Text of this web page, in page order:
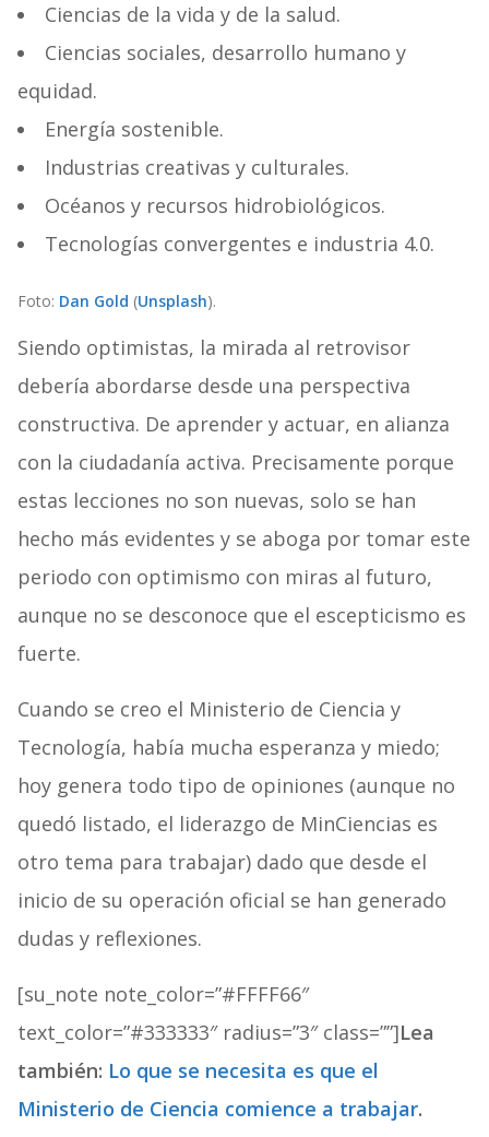
Ciencias de la vida y de la salud.
Ciencias sociales, desarrollo humano y
equidad.
Energía sostenible.
Industrias creativas y culturales.
Océanos y recursos hidrobiológicos.
Tecnologías convergentes e industria 4.0.
Foto: Dan Gold (Unsplash).
Siendo optimistas, la mirada al retrovisor
debería abordarse desde una perspectiva
constructiva. De aprender y actuar, en alianza
con la ciudadanía activa. Precisamente porque
estas lecciones no son nuevas, solo se han
hecho más evidentes y se aboga por tomar este
periodo con optimismo con miras al futuro,
aunque no se desconoce que el escepticismo es
fuerte.
Cuando se creo el Ministerio de Ciencia y
Tecnología, había mucha esperanza y miedo;
hoy genera todo tipo de opiniones (aunque no
quedó listado, el liderazgo de MinCiencias es
otro tema para trabajar) dado que desde el
inicio de su operación oficial se han generado
dudas y reflexiones.
[su_note note_color=”#FFFF66″
text_color=”#333333″ radius=”3″ class=””]Lea
también: Lo que se necesita es que el
Ministerio de Ciencia comience a trabajar.